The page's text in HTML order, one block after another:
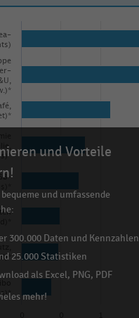
und Vorteile
und umfassende
300.000 Daten und Kennzahlen
25.000 Statistiken
als Excel, PNG, PDF
mehr!